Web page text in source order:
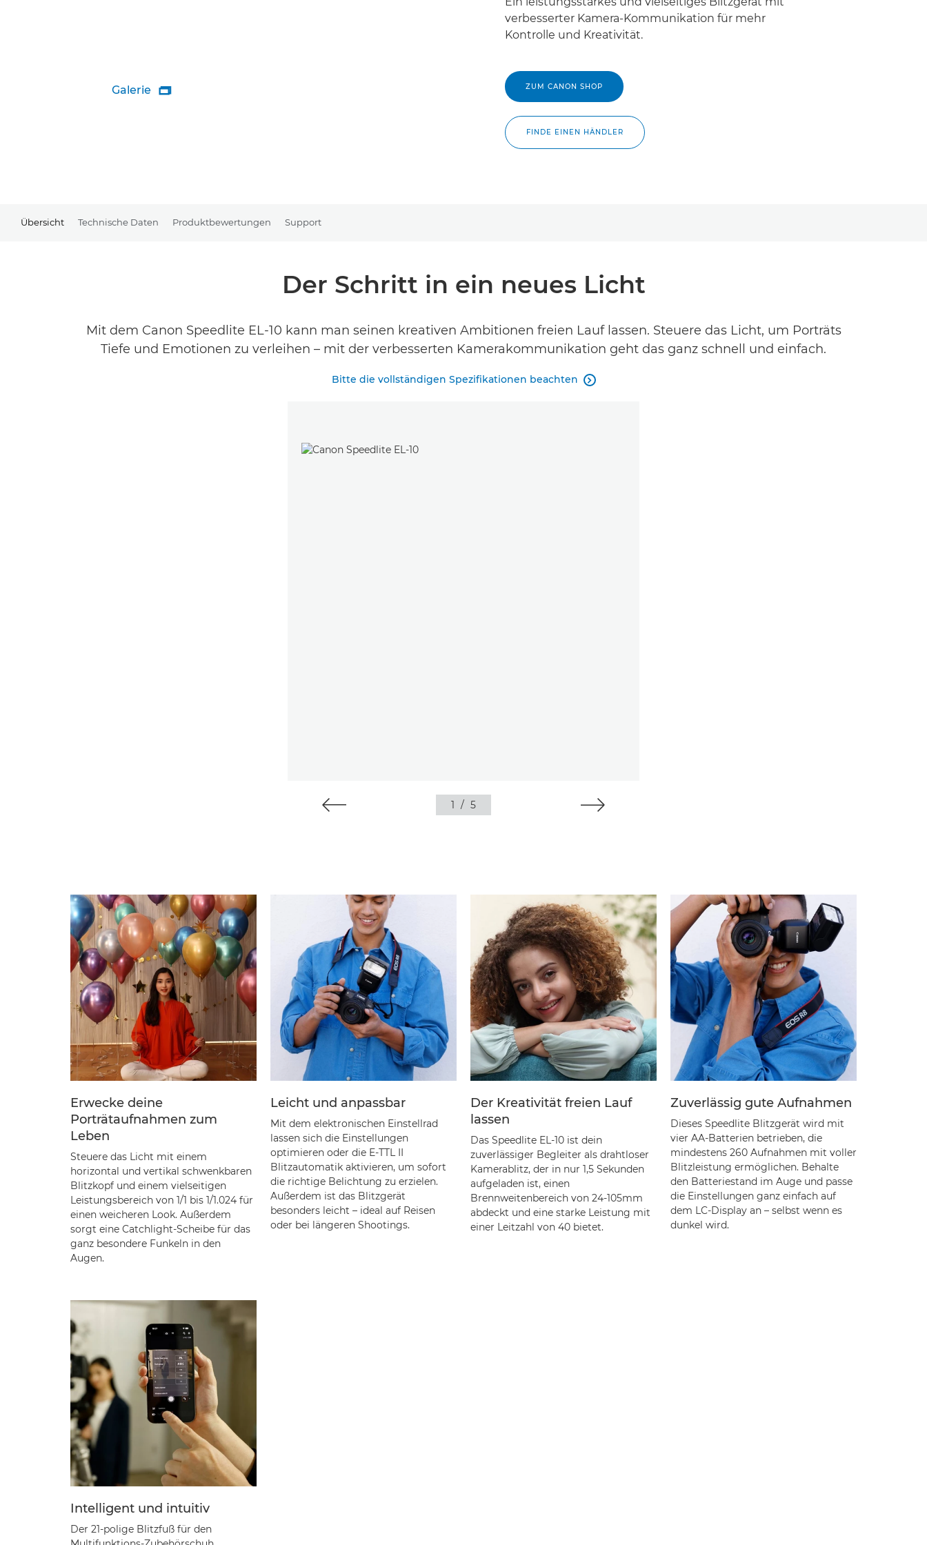
Galerie 
verbesserter Kamera-Kommunikation für mehr
Kontrolle und Kreativität.
ZUM CANON SHOP
FINDE EINEN HÄNDLER
Übersicht Technische Daten Produktbewertungen Support
Der Schritt in ein neues Licht
Mit dem Canon Speedlite EL-10 kann man seinen kreativen Ambitionen freien Lauf lassen. Steuere das Licht, um Porträts
Tiefe und Emotionen zu verleihen – mit der verbesserten Kamerakommunikation geht das ganz schnell und einfach.
Bitte die vollständigen Spezifikationen beachten 
1 / 5
Erwecke deine
Porträtaufnahmen zum
Leben
Steuere das Licht mit einem
horizontal und vertikal schwenkbaren
Blitzkopf und einem vielseitigen
Leistungsbereich von 1/1 bis 1/1.024 für
einen weicheren Look. Außerdem
sorgt eine Catchlight-Scheibe für das
ganz besondere Funkeln in den
Augen.
Leicht und anpassbar
Mit dem elektronischen Einstellrad
lassen sich die Einstellungen
optimieren oder die E-TTL II
Blitzautomatik aktivieren, um sofort
die richtige Belichtung zu erzielen.
Außerdem ist das Blitzgerät
besonders leicht – ideal auf Reisen
oder bei längeren Shootings.
Der Kreativität freien Lauf
lassen
Das Speedlite EL-10 ist dein
zuverlässiger Begleiter als drahtloser
Kamerablitz, der in nur 1,5 Sekunden
aufgeladen ist, einen
Brennweitenbereich von 24-105mm
abdeckt und eine starke Leistung mit
einer Leitzahl von 40 bietet.
Zuverlässig gute Aufnahmen
Dieses Speedlite Blitzgerät wird mit
vier AA-Batterien betrieben, die
mindestens 260 Aufnahmen mit voller
Blitzleistung ermöglichen. Behalte
den Batteriestand im Auge und passe
die Einstellungen ganz einfach auf
dem LC-Display an – selbst wenn es
dunkel wird.
Intelligent und intuitiv
Der 21-polige Blitzfuß für den